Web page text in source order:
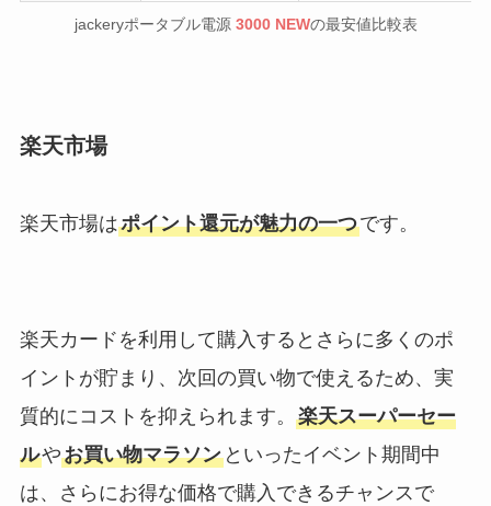
jackeryポータブル電源 3000 NEWの最安値比較表
楽天市場
楽天市場はポイント還元が魅力の一つです。
楽天カードを利用して購入するとさらに多くのポ
イントが貯まり、次回の買い物で使えるため、実
質的にコストを抑えられます。 楽天スーパーセー
ルやお買い物マラソンといったイベント期間中
は、さらにお得な価格で購入できるチャンスで